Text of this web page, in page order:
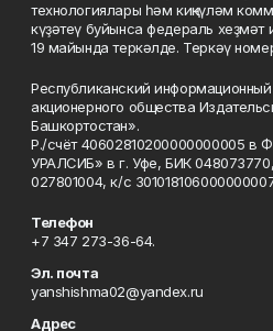
технологиялары һәм киңкүләм
күҙәтеү буйынса федераль хеҙмәт
19 майында теркәлде. Теркәү
Республиканский
акционерного общества
Башкортостан».
Р./счёт 40602810200000000005 в
УРАЛСИБ» в г. Уфе, БИК
027801004, к/с
Телефон
+7 347 273-36-64.
Эл. почта
yanshishma02@yandex.ru
Адрес